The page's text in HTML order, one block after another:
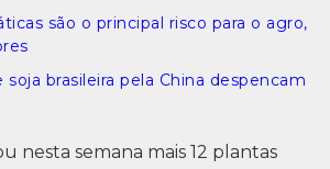
são o principal risco para o agro,
brasileira pela China despencam
nesta semana mais 12 plantas